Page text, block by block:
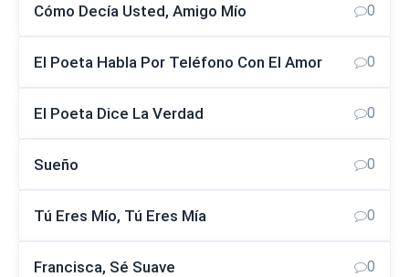
Cómo Decía Usted, Amigo Mío 0
El Poeta Habla Por Teléfono Con El Amor 0
El Poeta Dice La Verdad 0
Sueño 0
Tú Eres Mío, Tú Eres Mía 0
Francisca, Sé Suave 0